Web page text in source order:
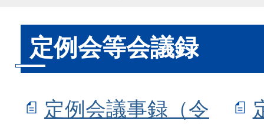
定例会等会議録
定例会議事録（令